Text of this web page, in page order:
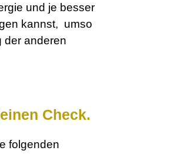
und je besser
kannst, umso
der anderen
Check.
folgenden